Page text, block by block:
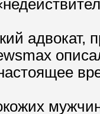
адвокат,